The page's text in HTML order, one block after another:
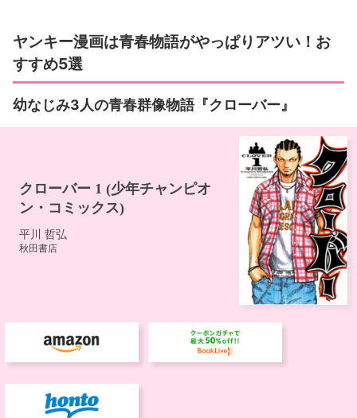
ヤンキー漫画は青春物語がやっぱりアツい！お
すすめ5選
幼なじみ3人の青春群像物語『クローバー』